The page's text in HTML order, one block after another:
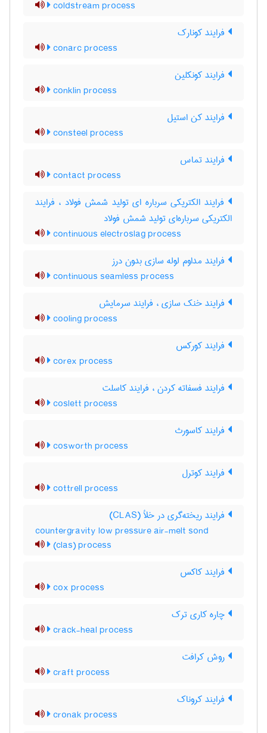
coldstream process
فرایند کونارک
conarc process
فرایند کونکلین
conklin process
فرایند کن استیل
consteel process
فرایند تماس
contact process
فرایند الکتریکی سرباره ای تولید شمش فولاد ، فرایند
الکتریکی سرباره‌ای تولید شمش فولاد
continuous electroslag process
فرایند مداوم لوله سازی بدون درز
continuous seamless process
فرایند خنک سازی ، فرایند سرمایش
cooling process
فرایند کورکس
corex process
فرایند فسفاته کردن ، فرایند کاسلت
coslett process
فرایند کاسورث
cosworth process
فرایند کوترل
cottrell process
فرایند ریخته‌گری در خلأ (CLAS)
countergravity low pressure air-melt sond
(clas) process
فرایند کاکس
cox process
چاره کاری ترک
crack-heal process
روش کرافت
craft process
فرایند کروناک
cronak process